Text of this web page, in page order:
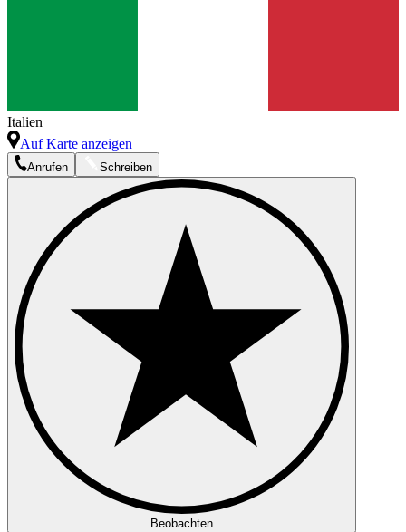
Italien
Auf Karte anzeigen
Anrufen Schreiben
Beobachten